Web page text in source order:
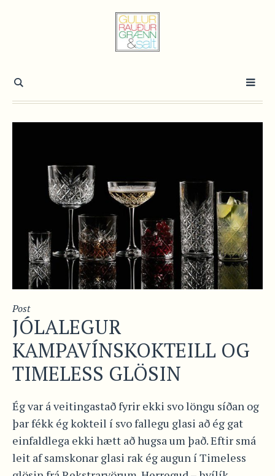
Post
JÓLALEGUR
KAMPAVÍNSKOKTEILL OG
TIMELESS GLÖSIN
Ég var á veitingastað fyrir ekki svo löngu síðan og
þar fékk ég kokteil í svo fallegu glasi að ég gat
einfaldlega ekki hætt að hugsa um það. Eftir smá
leit af samskonar glasi rak ég augun í Timeless